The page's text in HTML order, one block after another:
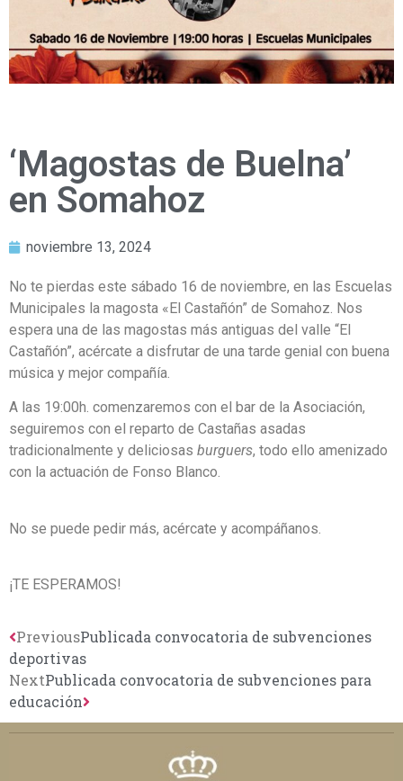
‘Magostas de Buelna’
en Somahoz
noviembre 13, 2024
No te pierdas este sábado 16 de noviembre, en las Escuelas
Municipales la magosta «El Castañón” de Somahoz. Nos
espera una de las magostas más antiguas del valle “El
Castañón”, acércate a disfrutar de una tarde genial con buena
música y mejor compañía.
A las 19:00h. comenzaremos con el bar de la Asociación,
seguiremos con el reparto de Castañas asadas
tradicionalmente y deliciosas burguers, todo ello amenizado
con la actuación de Fonso Blanco.
No se puede pedir más, acércate y acompáñanos.
¡TE ESPERAMOS!
PreviousPublicada convocatoria de subvenciones
deportivas
NextPublicada convocatoria de subvenciones para
educación